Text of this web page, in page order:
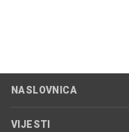
NASLOVNICA
VIJESTI